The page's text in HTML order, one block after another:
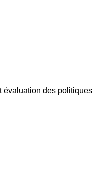
évaluation des politiques